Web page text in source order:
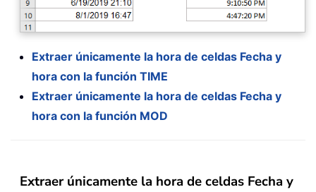
Extraer únicamente la hora de celdas Fecha y
hora con la función TIME
Extraer únicamente la hora de celdas Fecha y
hora con la función MOD
Extraer únicamente la hora de celdas Fecha y